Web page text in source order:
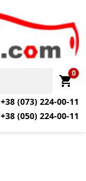
shopping_cart
0
+38 (073) 224-00-11
+38 (050) 224-00-11